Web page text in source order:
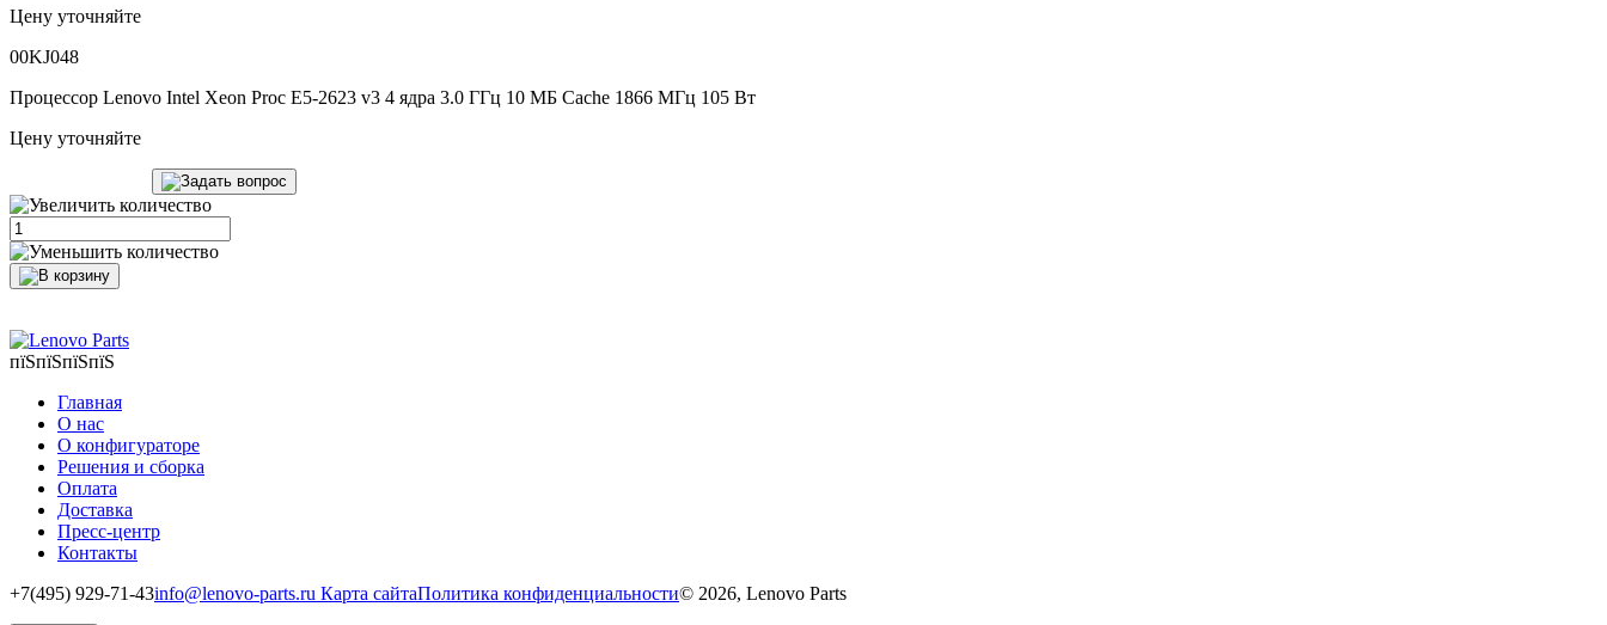
Цену уточняйте
00KJ048
Процессор Lenovo Intel Xeon Proc E5-2623 v3 4 ядра 3.0 ГГц 10 МБ Cache 1866 МГц 105 Вт
Цену уточняйте
пїЅпїЅпїЅпїЅ
Главная
О нас
О конфигураторе
Решения и сборка
Оплата
Доставка
Пресс-центр
Контакты
+7(495) 929-71-43info@lenovo-parts.ru Карта сайтаПолитика конфиденциальности© 2026, Lenovo Parts